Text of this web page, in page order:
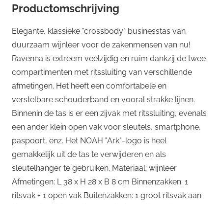
Productomschrijving
Elegante, klassieke "crossbody" businesstas van
duurzaam wijnleer voor de zakenmensen van nu!
Ravenna is extreem veelzijdig en ruim dankzij de twee
compartimenten met ritssluiting van verschillende
afmetingen. Het heeft een comfortabele en
verstelbare schouderband en vooral strakke lijnen.
Binnenin de tas is er een zijvak met ritssluiting, evenals
een ander klein open vak voor sleutels, smartphone,
paspoort, enz. Het NOAH "Ark"-logo is heel
gemakkelijk uit de tas te verwijderen en als
sleutelhanger te gebruiken. Materiaal: wijnleer
Afmetingen: L 38 x H 28 x B 8 cm Binnenzakken: 1
ritsvak + 1 open vak Buitenzakken: 1 groot ritsvak aan